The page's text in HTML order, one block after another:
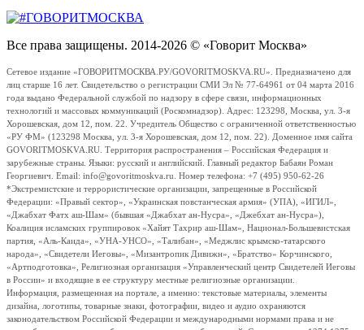
Все права защищены. 2014-2026 © «Говорит Москва»
Сетевое издание «ГОВОРИТМОСКВА.РУ/GOVORITMOSKVA.RU». Предназначено для
лиц старше 16 лет. Свидетельство о регистрации СМИ Эл № 77-64961 от 04 марта 2016
года выдано Федеральной службой по надзору в сфере связи, информационных
технологий и массовых коммуникаций (Роскомнадзор). Адрес: 123298, Москва, ул. 3-я
Хорошевская, дом 12, пом. 22. Учредитель Общество с ограниченной ответственностью
«РУ ФМ» (123298 Москва, ул. 3-я Хорошевская, дом 12, пом. 22). Доменное имя сайта
GOVORITMOSKVA.RU. Территория распространения – Российская Федерация и
зарубежные страны. Языки: русский и английский. Главный редактор Бабаян Роман
Георгиевич. Email: info@govoritmoskva.ru. Номер телефона: +7 (495) 950-62-26
*Экстремистские и террористические организации, запрещенные в Российской
Федерации: «Правый сектор», «Украинская повстанческая армия» (УПА), «ИГИЛ»,
«Джабхат Фатх аш-Шам» (бывшая «Джабхат ан-Нусра», «Джебхат ан-Нусра»),
Коалиция исламских группировок «Хайят Тахрир аш-Шам», Национал-Большевистская
партия, «Аль-Каида», «УНА-УНСО», «Талибан», «Меджлис крымско-татарского
народа», «Свидетели Иеговы», «Мизантропик Дивижн», «Братство» Корчинского,
«Артподготовка», Религиозная организация «Управленческий центр Свидетелей Иеговы
в России» и входящие в ее структуру местные религиозные организации.
Информация, размещенная на портале, а именно: текстовые материалы, элементы
дизайна, логотипы, товарные знаки, фотографии, видео и аудио охраняются
законодательством Российской Федерации и международными нормами права и не